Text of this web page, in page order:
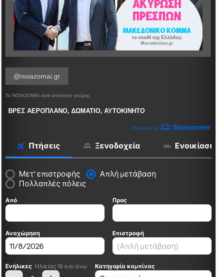
@noiazomai.gr
Το ΝΟΙΑΖΟΜΑΙ είναι ιστολόγιο γνώμης
ΒΡΕΣ ΑΕΡΟΠΛΑΝΟ, ΔΩΜΑΤΙΟ, ΑΥΤΟΚΙΝΗΤΟ